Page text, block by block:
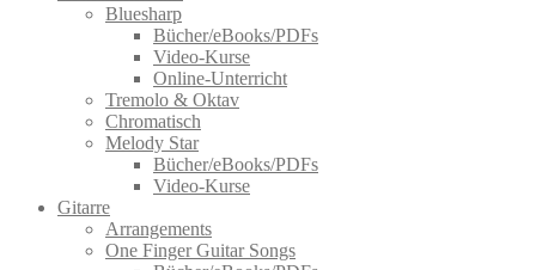
Bluesharp
Bücher/eBooks/PDFs
Video-Kurse
Online-Unterricht
Tremolo & Oktav
Chromatisch
Melody Star
Bücher/eBooks/PDFs
Video-Kurse
Gitarre
Arrangements
One Finger Guitar Songs